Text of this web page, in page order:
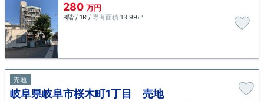
280 万円
8階 / 1R / 専有面積 13.99㎡
売地
岐阜県岐阜市桜木町1丁目 売地